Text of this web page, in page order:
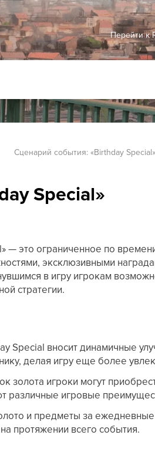
Перейти к
Сценарий события: «Birthday Special»
Special»
— это ограниченное по
эксклюзивными
в игру игрокам
стратегии.
Special вносит динамичные
делая игру еще более
золота игроки могут
различные игровые
и предметы за
протяжении всего события.